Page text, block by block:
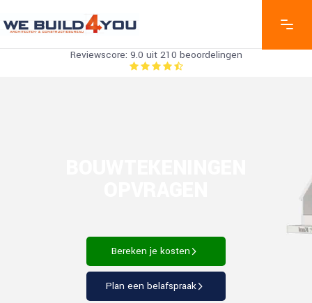
Reviewscore: 9.0 uit 210 beoordelingen
Bereken je kosten
Plan een belafspraak